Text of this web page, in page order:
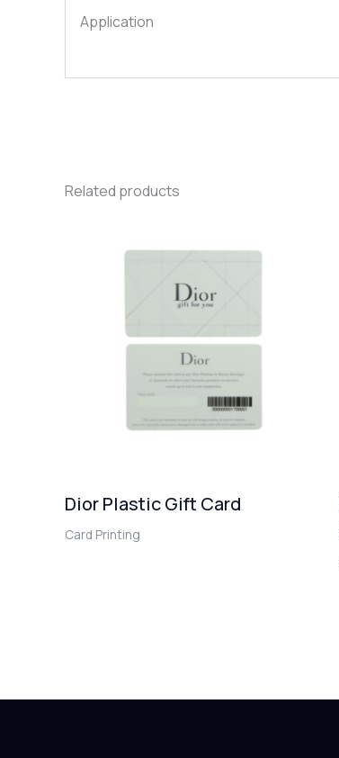
Application
Related products
Dior Plastic Gift Card
Card Printing